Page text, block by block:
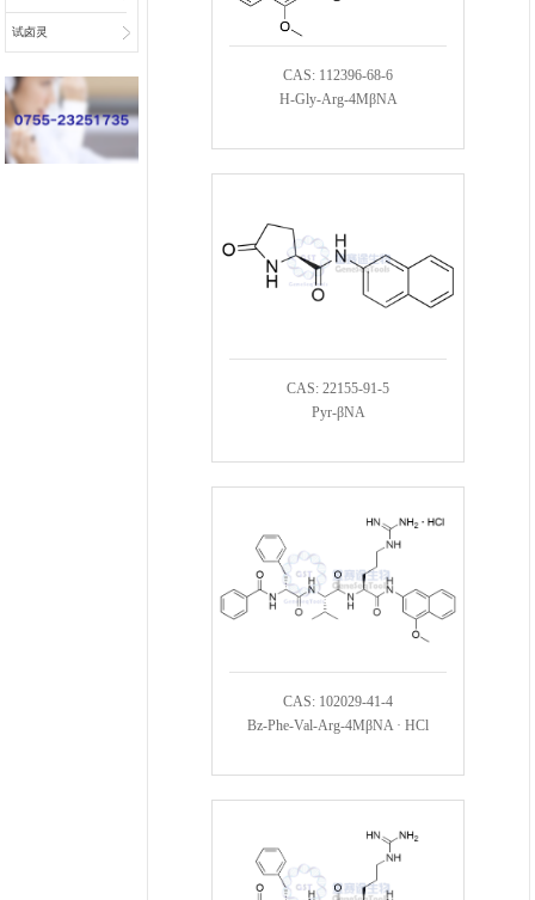
偶联物连接子
试卤灵
CAS: 112396-68-6
H-Gly-Arg-4MβNA
CAS: 22155-91-5
Pyr-βNA
CAS: 102029-41-4
Bz-Phe-Val-Arg-4MβNA · HCl